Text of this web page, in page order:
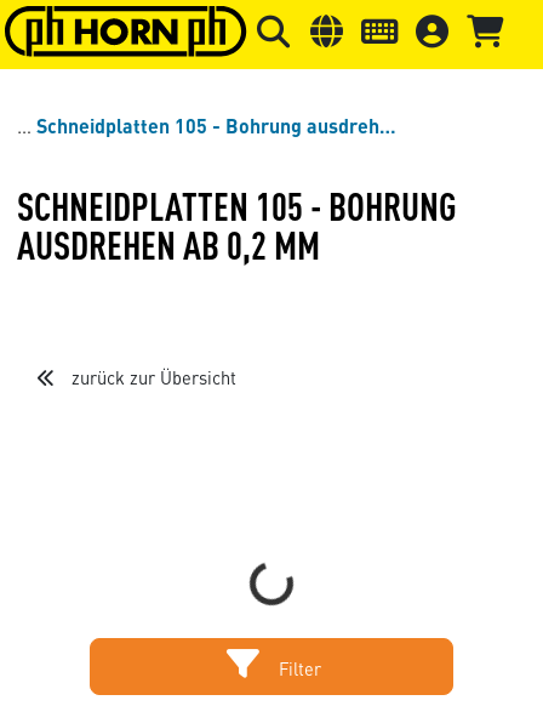
Springe zu Hauptinhalt Springe zum Header Springe
Schneidplatten 105 - Bohrung ausdrehen ab 0,2 mm
SCHNEIDPLATTEN 105 - BOHRUNG
AUSDREHEN AB 0,2 MM
zurück zur Übersicht
Loading...
Filter